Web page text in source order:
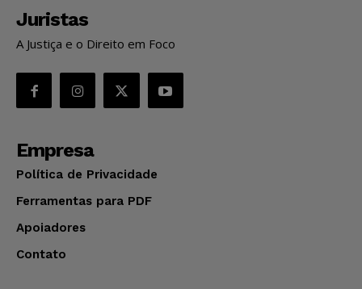
Juristas
A Justiça e o Direito em Foco
Empresa
Política de Privacidade
Ferramentas para PDF
Apoiadores
Contato